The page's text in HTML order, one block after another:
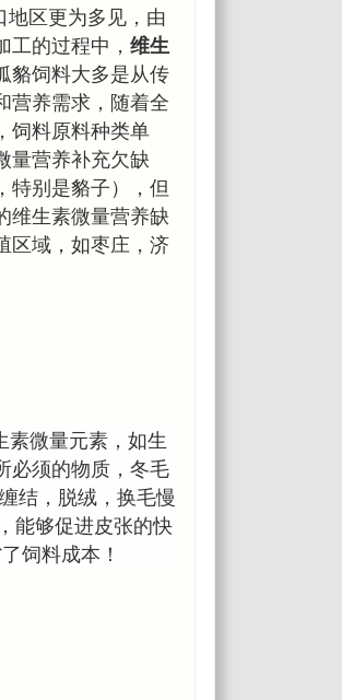
地区更为多见，由
工的过程中， 维生
貉饲料大多是从传
营养需求，随着全
饲料原料种类单
量营养补充欠缺
特别是貉子），但
维生素微量营养缺
区域，如枣庄，济
素微量元素，如生
必须的物质，冬毛
结，脱绒，换毛慢
能够促进皮张的快
饲料成本！